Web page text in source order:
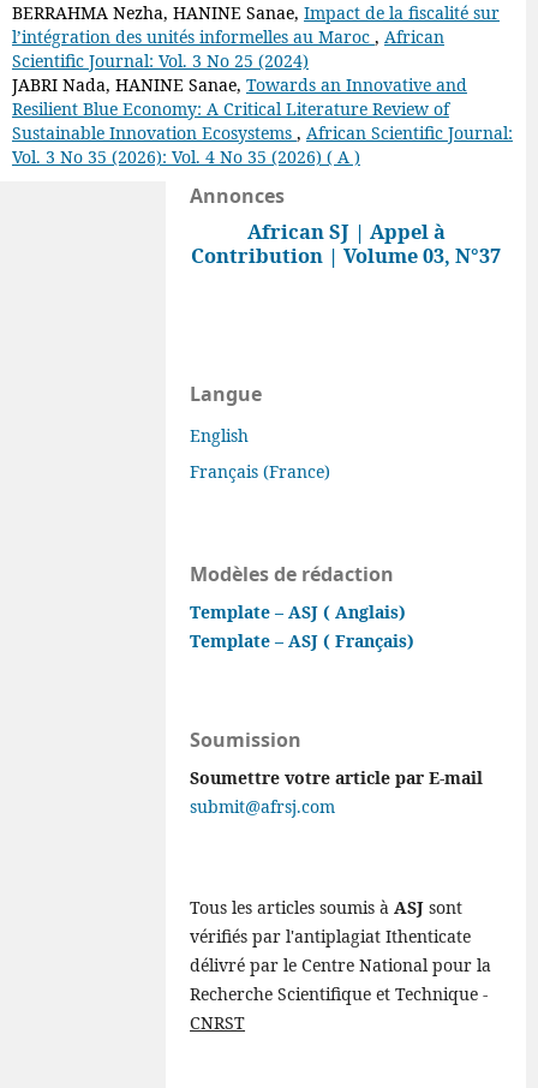
BERRAHMA Nezha, HANINE Sanae, Impact de la fiscalité sur
l’intégration des unités informelles au Maroc , African
Scientific Journal: Vol. 3 No 25 (2024)
JABRI Nada, HANINE Sanae, Towards an Innovative and
Resilient Blue Economy: A Critical Literature Review of
Sustainable Innovation Ecosystems , African Scientific Journal:
Vol. 3 No 35 (2026): Vol. 4 No 35 (2026) ( A )
Annonces
African SJ | Appel à
Contribution | Volume 03, N°37
Langue
English
Français (France)
Modèles de rédaction
Template – ASJ ( Anglais)
Template – ASJ ( Français)
Soumission
Soumettre votre article par E-mail
submit@afrsj.com
Tous les articles soumis àASJ sont
vérifiés par l'antiplagiat Ithenticate
délivré par le Centre National pour la
Recherche Scientifique et Technique -
CNRST